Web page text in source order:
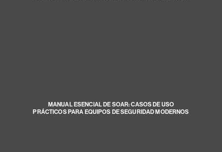
MANUAL ESENCIAL DE SOAR: CASOS DE USO
PRÁCTICOS PARA EQUIPOS DE SEGURIDAD MODERNOS